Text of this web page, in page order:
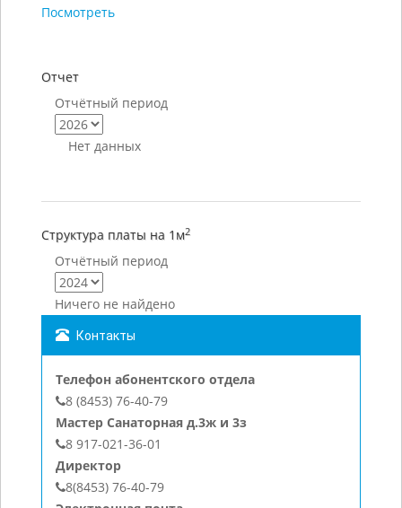
Посмотреть
Отчет
Отчётный период
Нет данных
Структура платы на 1м2
Отчётный период
Ничего не найдено
Контакты
Телефон абонентского отдела
8 (8453) 76-40-79
Мастер Санаторная д.3ж и 3з
8 917-021-36-01
Директор
8(8453) 76-40-79